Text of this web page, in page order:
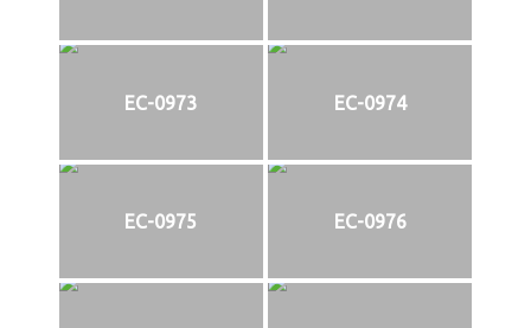
EC-0973 EC-0974
EC-0975 EC-0976